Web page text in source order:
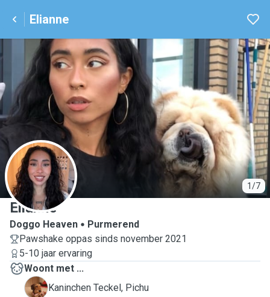
Elianne
1/7
E
Elianne
Doggo Heaven
Purmerend
Pawshake oppas sinds november 2021
5-10 jaar ervaring
Woont met ...
P
Kaninchen Teckel, Pichu